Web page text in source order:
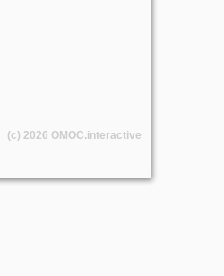
(c) 2026 OMOC.interactive